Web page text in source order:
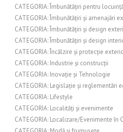
CATEGORIA: Îmbunătățiri pentru
CATEGORIA: Îmbunătățiri și amenajări
CATEGORIA: Îmbunătățiri și design
CATEGORIA: Îmbunătățiri și design
CATEGORIA: Încălzire și protecție
CATEGORIA: Industrie și construcții
CATEGORIA: Inovație și Tehnologie
CATEGORIA: Legislație și reglementări
CATEGORIA: Lifestyle
CATEGORIA: Localități și evenimente
CATEGORIA: Localizare/Evenimente în